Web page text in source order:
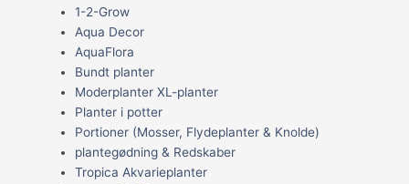
1-2-Grow
Aqua Decor
AquaFlora
Bundt planter
Moderplanter XL-planter
Planter i potter
Portioner (Mosser, Flydeplanter & Knolde)
plantegødning & Redskaber
Tropica Akvarieplanter